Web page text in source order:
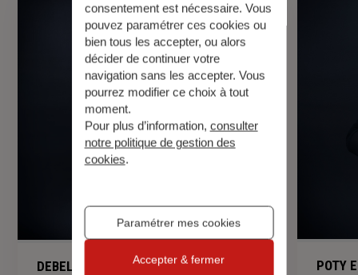
DEBEL Laurent POTY
consentement est nécessaire. Vous
pouvez paramétrer ces cookies ou
bien tous les accepter, ou alors
décider de continuer votre
navigation sans les accepter. Vous
pourrez modifier ce choix à tout
moment.
Pour plus d’information, consulter
notre politique de gestion des
cookies.
Paramétrer mes cookies
Accepter & fermer